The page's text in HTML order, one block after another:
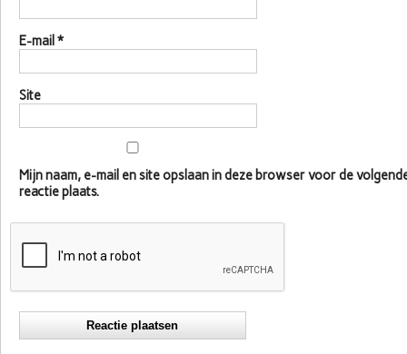
E-mail *
Site
Mijn naam, e-mail en site opslaan in deze browser voor de
reactie plaats.